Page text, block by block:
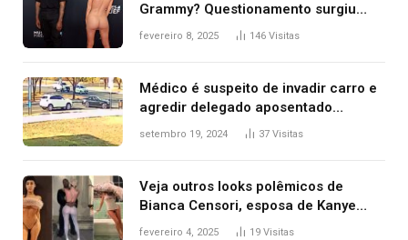
Grammy? Questionamento surgiu
após Bianca Censori, mulher de
fevereiro 8, 2025 146 Visitas
Médico é suspeito de invadir carro e
agredir delegado aposentado
durante confusão no trânsito
setembro 19, 2024 37 Visitas
Veja outros looks polêmicos de
Bianca Censori, esposa de Kanye
West que apareceu nua no Grammy
fevereiro 4, 2025 19 Visitas